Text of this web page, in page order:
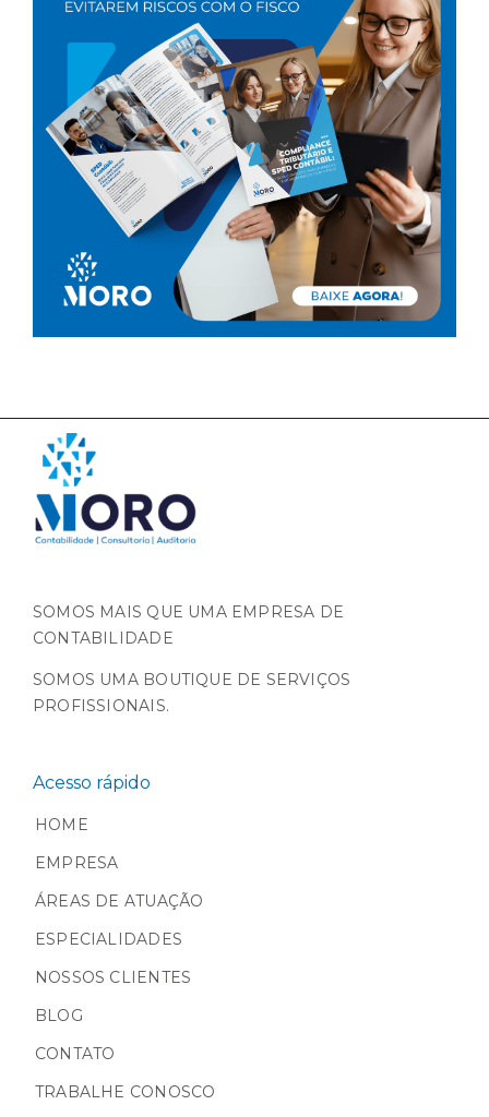
SOMOS MAIS QUE UMA EMPRESA DE
CONTABILIDADE
SOMOS UMA BOUTIQUE DE SERVIÇOS
PROFISSIONAIS.
Acesso rápido
HOME
EMPRESA
ÁREAS DE ATUAÇÃO
ESPECIALIDADES
NOSSOS CLIENTES
BLOG
CONTATO
TRABALHE CONOSCO